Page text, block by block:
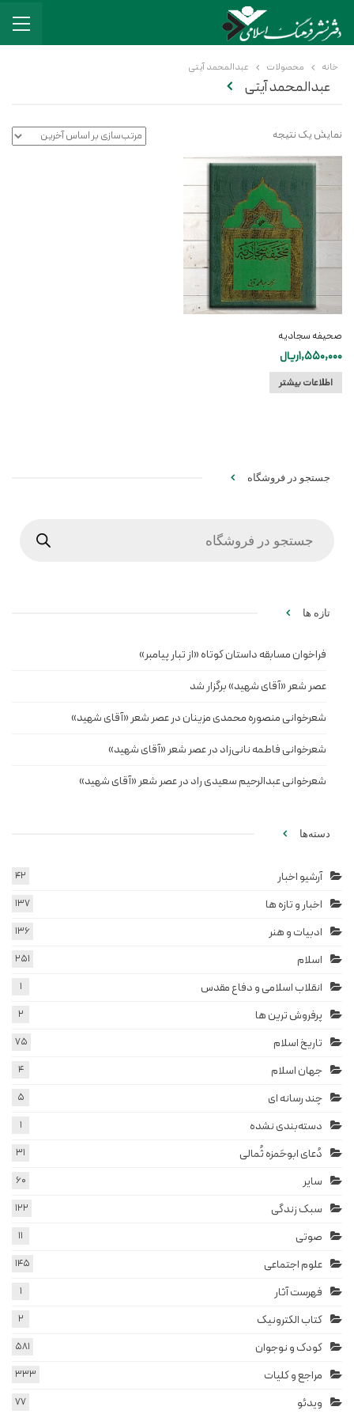
خانه محصولات عبدالمحمد آیتی
عبدالمحمد آیتی
نمایش یک نتیجه
صحیفه سجادیه
1,550,000ریال
اطلاعات بیشتر
جستجو در فروشگاه
تازه ها
فراخوان مسابقه داستان کوتاه «از تبار پیامبر»
عصر شعر «آقای شهید» برگزار شد
شعرخوانی منصوره محمدی مزینان در عصر شعر «آقای شهید»
شعرخوانی فاطمه نانی‌زاد در عصر شعر «آقای شهید»
شعرخوانی عبدالرحیم سعیدی راد در عصر شعر «آقای شهید»
دسته‌ها
آرشیو اخبار 42
اخبار و تازه ها 137
ادبیات و هنر 136
اسلام 251
انقلاب اسلامی و دفاع مقدس 1
پرفروش ترین ها 2
تاریخ اسلام 75
جهان اسلام 4
چند رسانه ای 5
دسته‌بندی نشده 1
دُعای ابوحَمزه ثُمالی 31
سایر 60
سبک زندگی 122
صوتی 11
علوم اجتماعی 145
فهرست آثار 1
کتاب الکترونیک 2
کودک و نوجوان 581
مراجع و کلیات 333
ویدئو 77